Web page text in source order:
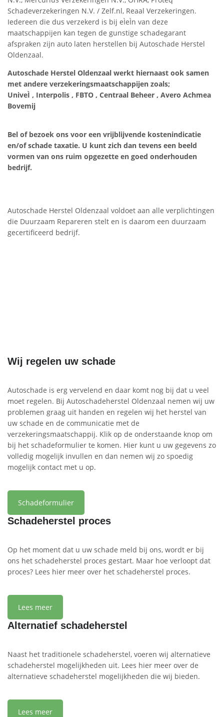
Schadeverzekeringen N.V. / Zelf.nl, Reaal Verzekeringen.
Iedereen die dus verzekerd is bij eÌeÌn van deze
maatschappijen kan tegen de gunstige schadegarant
afspraken zijn auto laten herstellen bij Autoschade Herstel
Oldenzaal.
Autoschade Herstel Oldenzaal werkt hiernaast ook samen
met andere verzekeringsmaatschappijen zoals;
UniveÌ , Interpolis , FBTO , Centraal Beheer , Avero Achmea
Bovemij
Bel of bezoek ons voor een vrijblijvende kostenindicatie
en/of schade taxatie. U kunt zich dan tevens een beeld
vormen van ons ruim opgezette en goed onderhouden
bedrijf.
Autoschade Herstel Oldenzaal voldoet aan alle verplichtingen
die Duurzaam Repareren stelt en is daarom een duurzaam
gecertificeerd bedrijf.
Wij regelen uw schade
Autoschade is erg vervelend en daar komt nog bij dat u veel
moet regelen. Bij Autoschadeherstel Oldenzaal nemen wij uw
problemen graag uit handen en regelen wij het herstel van
uw schade en de communicatie met de
verzekeringsmaatschappij. Klik op de onderstaande knop om
bij het schadeformulier te komen. Hier kunt u uw gegevens zo
volledig mogelijk invullen en dan nemen wij zo spoedig
mogelijk contact met u op.
Schadeformulier
Schadeherstel proces
Op het moment dat u uw schade meld bij ons, wordt er bij
ons het schadeherstel proces gestart. Maar hoe verloopt dat
proces? Lees hier meer over het schadeherstel proces.
Lees meer
Alternatief schadeherstel
Naast het traditionele schadeherstel, voeren wij alternatieve
schadeherstel mogelijkheden uit. Lees hier meer over de
alternatieve schadeherstel mogelijkheden die wij bieden.
Lees meer